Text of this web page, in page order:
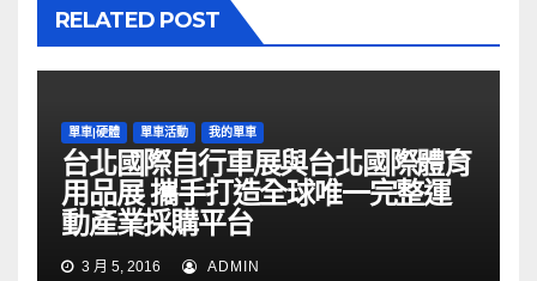
RELATED POST
單車|硬體 單車活動 我的單車
台北國際自行車展與台北國際體育
用品展 攜手打造全球唯一完整運
動產業採購平台
3 月 5, 2016 ADMIN